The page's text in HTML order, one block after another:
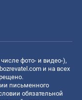
фото- и видео-),
и на всех
письменного
обязательной